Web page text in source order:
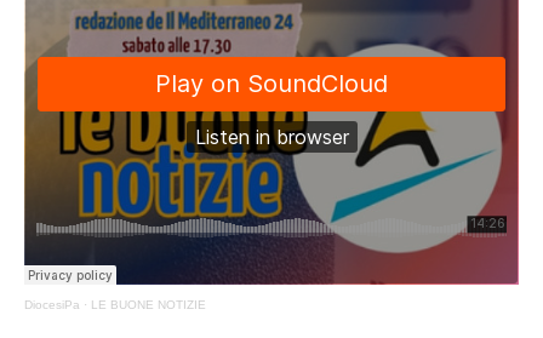
DiocesiPa · LE BUONE NOTIZIE